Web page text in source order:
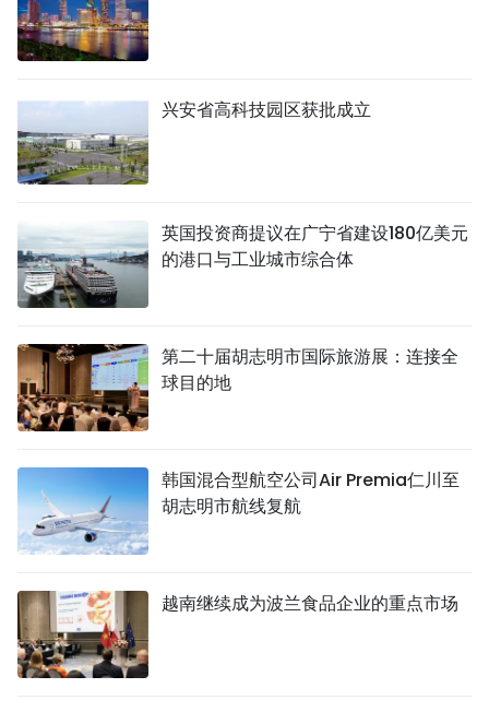
兴安省高科技园区获批成立
英国投资商提议在广宁省建设180亿美元
的港口与工业城市综合体
第二十届胡志明市国际旅游展：连接全
球目的地
韩国混合型航空公司Air Premia仁川至
胡志明市航线复航
越南继续成为波兰食品企业的重点市场